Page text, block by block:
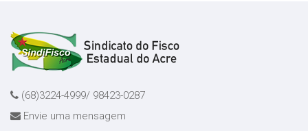
(68)3224-4999/ 98423-0287
Envie uma mensagem